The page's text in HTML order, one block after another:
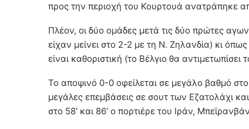
προς την περιοχή του Κουρτουά ανατράπηκε
Πλέον, οι δύο ομάδες μετά τις δύο πρώτες
είχαν μείνει στο 2-2 με τη Ν. Ζηλανδία) κι
είναι καθοριστική (το Βέλγιο θα
Το αποψινό 0-0 οφείλεται σε μεγάλο βαθμό
μεγάλες επεμβάσεις σε σουτ των Εζατολάχι
στο 58′ και 86′ ο πορτιέρε του Ιράν,